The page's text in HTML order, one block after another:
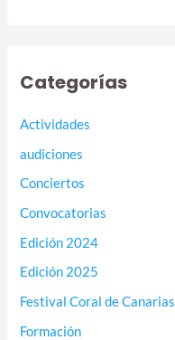
Categorías
Actividades
audiciones
Conciertos
Convocatorias
Edición 2024
Edición 2025
Festival Coral de Canarias
Formación